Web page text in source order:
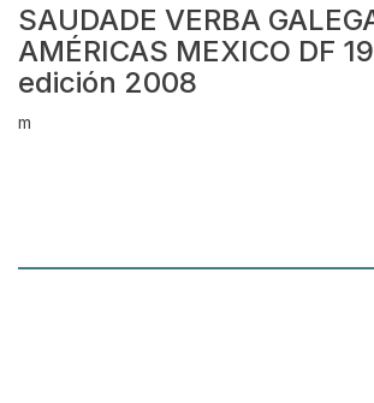
SAUDADE VERBA
AMÉRICAS MEXICO DF
edición 2008
m